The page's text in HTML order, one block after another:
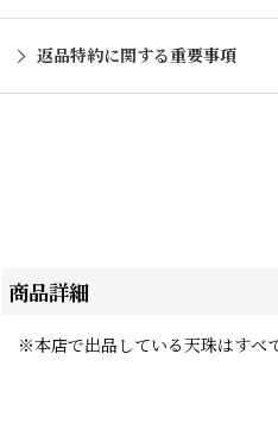
返品特約に関する重要事項
商品詳細
※本店で出品している天珠はすべ